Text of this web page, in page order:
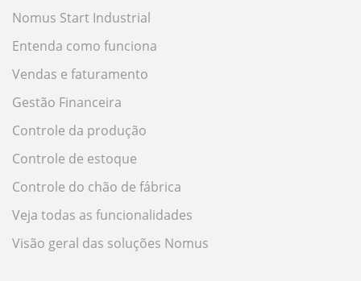
Nomus Start Industrial
Entenda como funciona
Vendas e faturamento
Gestão Financeira
Controle da produção
Controle de estoque
Controle do chão de fábrica
Veja todas as funcionalidades
Visão geral das soluções Nomus